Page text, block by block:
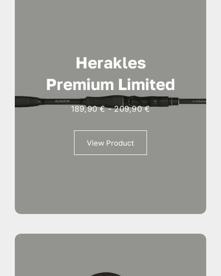
Herakles
Premium Limited
189,90€ - 209,90€Fascia
View Product